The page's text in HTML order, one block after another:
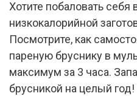
Хотите побаловать себя
низкокалорийной
Посмотрите, как
пареную бруснику в
максимум за 3 часа.
брусникой на целый год!